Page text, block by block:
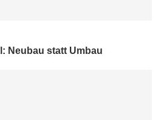
Neubau statt Umbau